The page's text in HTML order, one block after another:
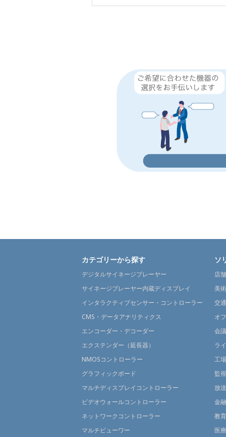
カテゴリーから探す
デジタルサイネージプレーヤー
サイネージプレーヤー内蔵ディスプレイ
インタラクティブセンサー・コントローラー
CMS・データアナリティクス
エンコーダー・デコーダー
エクステンダー（延長器）
NMOSコントローラー
グラフィックボード
マルチディスプレイコントローラー
ビデオウォールコントローラー
ネットワークコントローラー
マルチビューワー
ソ
店
美
交
オ
会
ラ
工
監
放送
金融
教育
医療